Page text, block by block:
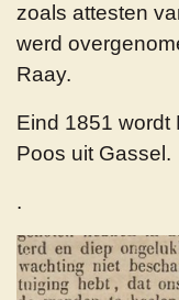
zoals attesten
werd
Raay.
Eind 1851 wordt
Poos uit Gassel.
.